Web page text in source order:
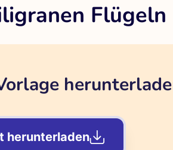
Flügeln
herunterladen